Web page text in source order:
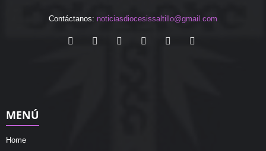
Contáctanos: noticiasdiocesissaltillo@gmail.com
MENÚ
Home